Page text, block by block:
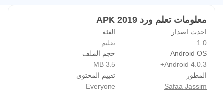
معلومات تعلم ورد 2019 APK
احدث اصدار
1.0
الفئة
تعليم
Android OS
Android 4.0.3+
حجم الملف
3.5 MB
المطور
Safaa Jassim
تقييم المحتوى
Everyone